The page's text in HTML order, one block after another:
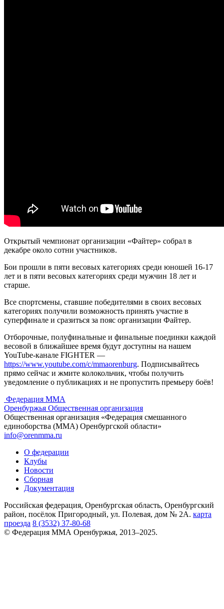
Открытый чемпионат организации «Файтер» собрал в
декабре около сотни участников.
Бои прошли в пяти весовых категориях среди юношей 16-17
лет и в пяти весовых категориях среди мужчин 18 лет и
старше.
Все спортсмены, ставшие победителями в своих весовых
категориях получили возможность принять участие в
суперфинале и сразиться за пояс организации Файтер.
Отборочные, полуфинальные и финальные поединки каждой
весовой в ближайшее время будут доступны на нашем
YouTube-канале FIGHTER —
https://www.youtube.com/c/mmaorenburg. Подписывайтесь
прямо сейчас и жмите колокольчик, чтобы получить
уведомление о публикациях и не пропустить премьеру боёв!
Федерация ММА
Оренбуржья Общественная организация
Общественная организация «Федерация смешанного
единоборства (ММА) Оренбургской области»
info@orenmma.ru
О федерации
Клубы
Новости
Сборная
Документация
Российская федерация, Оренбургская область, Оренбургский
район, посёлок Пригородный, ул. Полевая, дом № 2А. карта
проезда 8 (3532) 37-80-68
© Федерация ММА Оренбуржья, 2013–2025.